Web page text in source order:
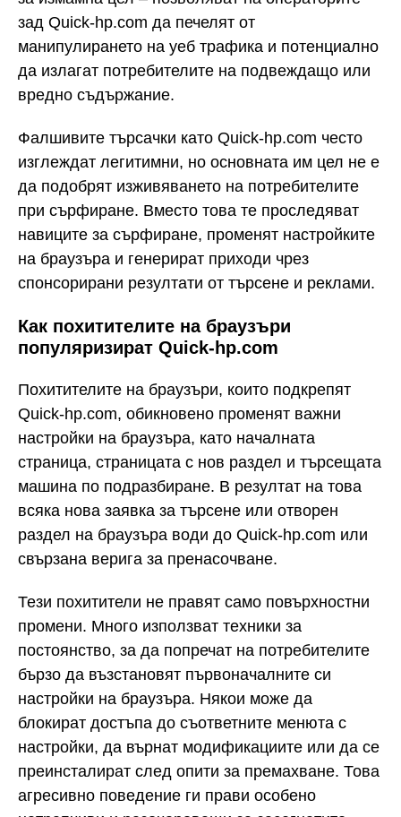
зад Quick-hp.com да печелят от
манипулирането на уеб трафика и потенциално
да излагат потребителите на подвеждащо или
вредно съдържание.
Фалшивите търсачки като Quick-hp.com често
изглеждат легитимни, но основната им цел не е
да подобрят изживяването на потребителите
при сърфиране. Вместо това те проследяват
навиците за сърфиране, променят настройките
на браузъра и генерират приходи чрез
спонсорирани резултати от търсене и реклами.
Как похитителите на браузъри
популяризират Quick-hp.com
Похитителите на браузъри, които подкрепят
Quick-hp.com, обикновено променят важни
настройки на браузъра, като началната
страница, страницата с нов раздел и търсещата
машина по подразбиране. В резултат на това
всяка нова заявка за търсене или отворен
раздел на браузъра води до Quick-hp.com или
свързана верига за пренасочване.
Тези похитители не правят само повърхностни
промени. Много използват техники за
постоянство, за да попречат на потребителите
бързо да възстановят първоначалните си
настройки на браузъра. Някои може да
блокират достъпа до съответните менюта с
настройки, да върнат модификациите или да се
преинсталират след опити за премахване. Това
агресивно поведение ги прави особено